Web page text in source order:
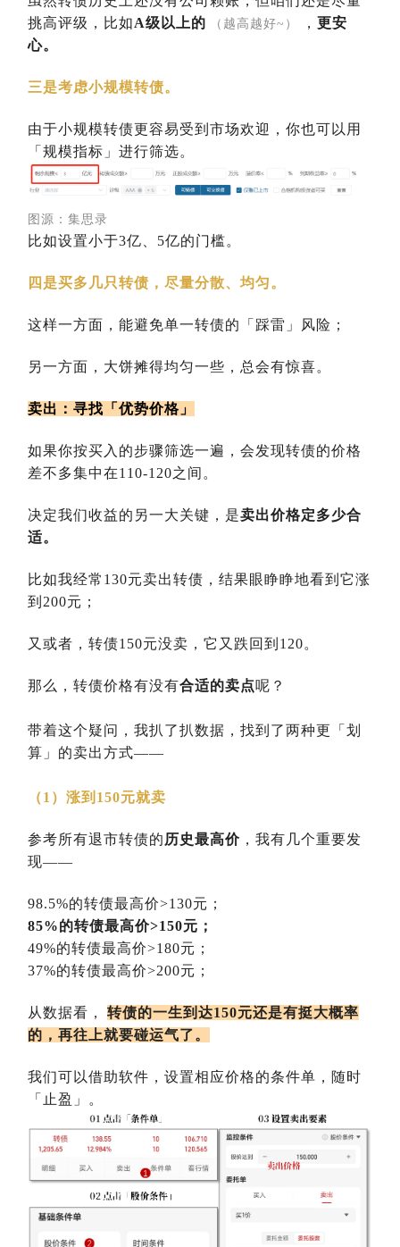
挑高评级，比如A级以上的 （越高越好~） ， 更安
心。
三是考虑小规模转债。
由于小规模转债更容易受到市场欢迎，你也可以用
「规模指标」进行筛选。
图源： 集思录
比如设置小于3亿、5亿的门槛。
四是买多几只转债，尽量分散、均匀。
这样一方面，能避免单一转债的「踩雷」风险；
另一方面，大饼摊得均匀一些，总会有惊喜。
卖出：寻找「优势价格」
如果你按买入的步骤筛选一遍，会发现转债的价格
差不多集中在110-120之间。
决定我们收益的另一大关键，是卖出价格定多少合
适。
比如我经常130元卖出转债，结果眼睁睁地看到它涨
到200元；
又或者，转债150元没卖，它又跌回到120。
那么，转债价格有没有合适的卖点呢？
带着这个疑问，我扒了扒数据，找到了两种更「划
算 」 的卖出方式——
（1）涨到150元就卖
参考所有退市转债的 历史最高价 ，我有几个重要发
现——
98.5%的转债最高价>130元；
85%的转债最高价>150元；
49%的转债最高价>180元；
37%的转债最高价>200元；
从数据看，
转债的一生到达150元还是有挺大概率
的，再往上就要碰运气了。
我们可以借助软件，设置相应价格的条件单，随时
「止盈」。